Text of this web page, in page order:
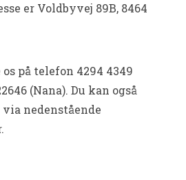
er Voldbyvej 89B, 8464
på telefon 4294 4349
(Nana). Du kan også
nedenstående